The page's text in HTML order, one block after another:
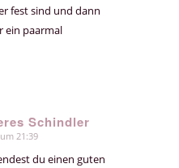
fest sind und dann
ein paarmal
Schindler
21:39
du einen guten